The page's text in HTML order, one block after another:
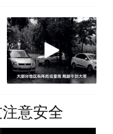
意安全